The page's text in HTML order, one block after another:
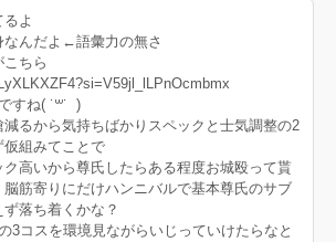
よ
なんだよ←語彙力の無さ
ちら
すね( ˙꒳​˙ )
るから気持ちばかりスペックと士気調整の2
組みてことで
高いから尊氏したらある程度お城殴って貰
脳筋寄りにだけハンニバルで基本尊氏のサブ
落ち着くかな？
3コスを環境見ながらいじっていけたらなと